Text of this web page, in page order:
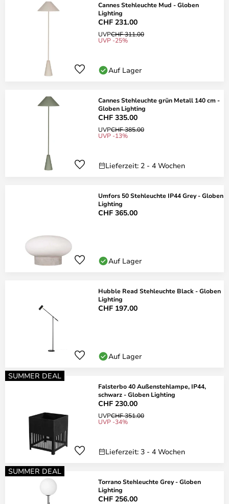
Cannes Stehleuchte Mud - Globen
Lighting
CHF 231.00
UVPCHF 311.00
UVP -25%
Auf Lager
Cannes Stehleuchte grün Metall 140 cm -
Globen Lighting
CHF 335.00
UVPCHF 385.00
UVP -13%
Lieferzeit: 2 - 4 Wochen
Umfors 50 Stehleuchte IP44 Grey - Globen
Lighting
CHF 365.00
Auf Lager
Hubble Read Stehleuchte Black - Globen
Lighting
CHF 197.00
Auf Lager
SUMMER DEAL
Falsterbo 40 Außenstehlampe, IP44,
schwarz - Globen Lighting
CHF 230.00
UVPCHF 351.00
UVP -34%
Lieferzeit: 3 - 4 Wochen
SUMMER DEAL
Torrano Stehleuchte Grey - Globen
Lighting
CHF 256.00